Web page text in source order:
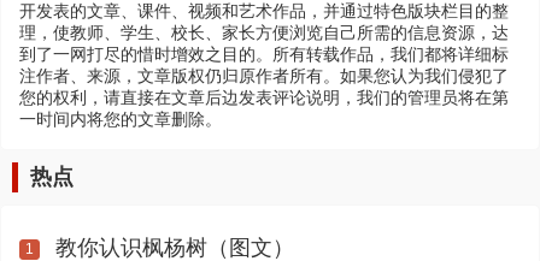
开发表的文章、课件、视频和艺术作品，并通过特色版块栏目的整
理，使教师、学生、校长、家长方便浏览自己所需的信息资源，达
到了一网打尽的惜时增效之目的。所有转载作品，我们都将详细标
注作者、来源，文章版权仍归原作者所有。如果您认为我们侵犯了
您的权利，请直接在文章后边发表评论说明，我们的管理员将在第
一时间内将您的文章删除。
热点
1 教你认识枫杨树（图文）